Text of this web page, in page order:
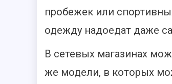
пробежек или
одежду надоедат даже
В сетевых магазинах
же модели, в которых